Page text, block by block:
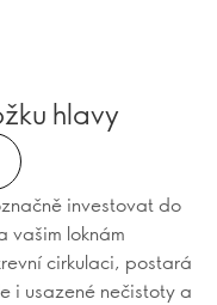
hlavy
investovat do
vašim loknám
cirkulaci, postará
i usazené nečistoty a